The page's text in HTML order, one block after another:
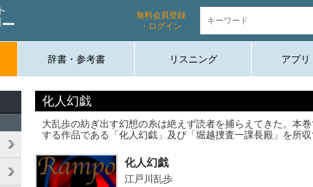
無料会員登録
・ログイン
辞書・参考書 リスニング アプリ
化人幻戯
大乱歩の紡ぎ出す幻想の糸は絶えず読者を捕らえてきた。本
する作品である「化人幻戯」及び「堀越捜査一課長殿」を所収
化人幻戯
江戸川乱歩